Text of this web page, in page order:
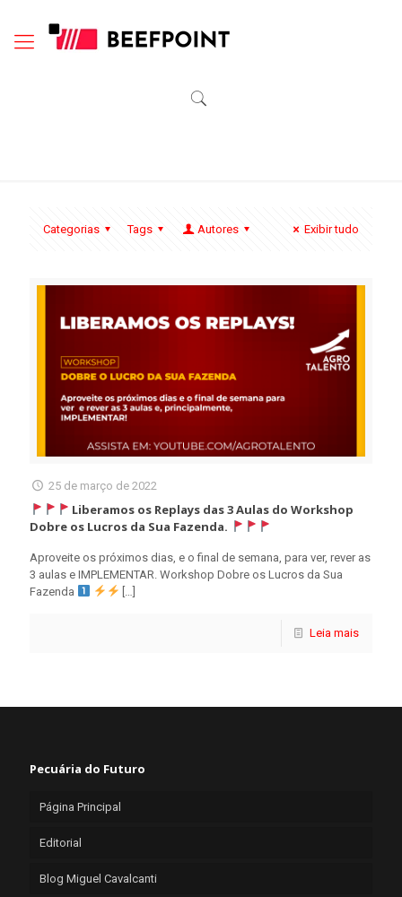
Categorias Tags Autores Exibir tudo
25 de março de 2022
Liberamos os Replays das 3 Aulas do Workshop
Dobre os Lucros da Sua Fazenda.
Aproveite os próximos dias, e o final de semana, para ver, rever as
3 aulas e IMPLEMENTAR. Workshop Dobre os Lucros da Sua
Fazenda
Leia mais
Pecuária do Futuro
Página Principal
Editorial
Blog Miguel Cavalcanti